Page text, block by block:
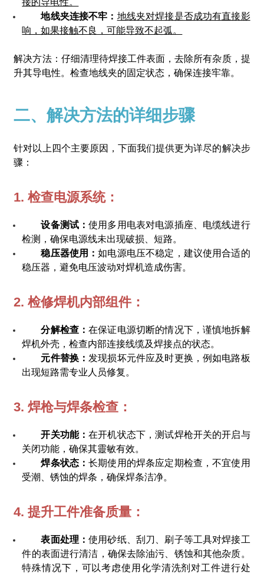
接的导电性。
地线夹连接不牢： 地线夹对焊接是否成功有直接影
响，如果接触不良，可能导致不起弧。
解决方法：仔细清理待焊接工件表面，去除所有杂质，提
升其导电性。检查地线夹的固定状态，确保连接牢靠。
二、解决方法的详细步骤
针对以上四个主要原因，下面我们提供更为详尽的解决步
骤：
1. 检查电源系统：
设备测试：使用多用电表对电源插座、电缆线进行
检测，确保电源线未出现破损、短路。
稳压器使用：如电源电压不稳定，建议使用合适的
稳压器，避免电压波动对焊机造成伤害。
2. 检修焊机内部组件：
分解检查：在保证电源切断的情况下，谨慎地拆解
焊机外壳，检查内部连接线缆及焊接点的状态。
元件替换： 发现损坏元件应及时更换，例如电路板
出现短路需专业人员修复。
3. 焊枪与焊条检查：
开关功能：在开机状态下，测试焊枪开关的开启与
关闭功能，确保其靈敏有效。
焊条状态：长期使用的焊条应定期检查，不宜使用
受潮、锈蚀的焊条，确保焊条洁净。
4. 提升工件准备质量：
表面处理：使用砂纸、刮刀、刷子等工具对焊接工
件的表面进行清洁，确保去除油污、锈蚀和其他杂质。
特殊情况下，可以考虑使用化学清洗剂对工件进行处